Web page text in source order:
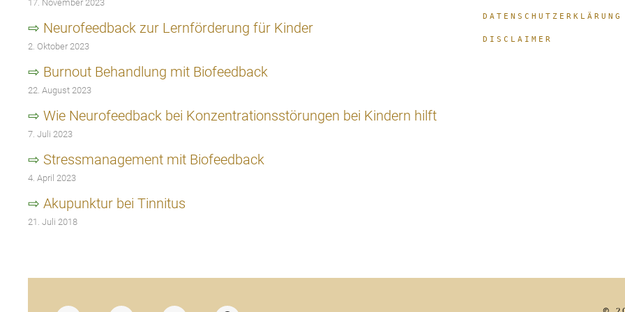
17. November 2023
Neurofeedback zur Lernförderung für Kinder
2. Oktober 2023
Burnout Behandlung mit Biofeedback
22. August 2023
Wie Neurofeedback bei Konzentrationsstörungen bei Kindern hilft
7. Juli 2023
Stressmanagement mit Biofeedback
4. April 2023
Akupunktur bei Tinnitus
21. Juli 2018
DATENSCHUTZERKLÄRUNG
DISCLAIMER